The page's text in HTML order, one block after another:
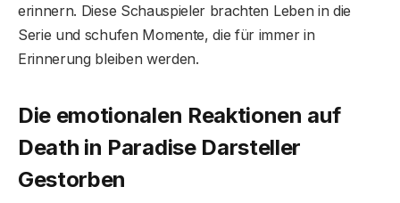
erinnern. Diese Schauspieler brachten Leben in die
Serie und schufen Momente, die für immer in
Erinnerung bleiben werden.
Die emotionalen Reaktionen auf
Death in Paradise Darsteller
Gestorben